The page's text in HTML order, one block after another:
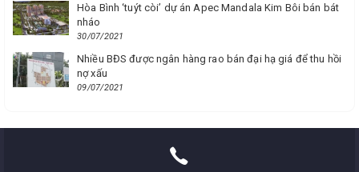
Hòa Bình ‘tuýt còi’ dự án Apec Mandala Kim Bôi bán bát
nháo
30/07/2021
Nhiều BĐS được ngân hàng rao bán đại hạ giá để thu hồi
nợ xấu
09/07/2021